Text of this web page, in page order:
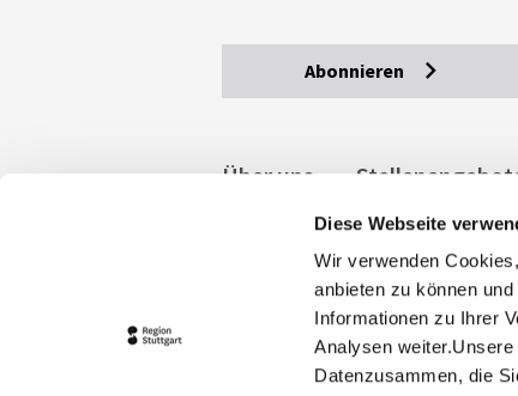
Diese Webseite
Wir verwenden
anbieten zu können
Informationen zu Ihrer
Analysen
Datenzusammen, die
Abonnieren
Über uns
Allgemeine
stuttgart.de